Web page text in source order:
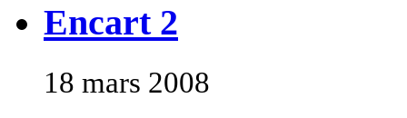
Encart 2
18 mars 2008